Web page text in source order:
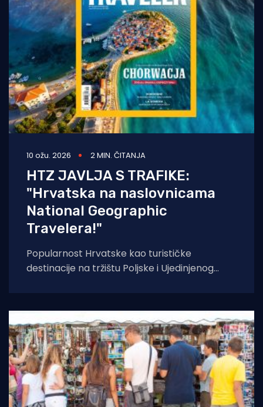
10 ožu. 2026 2 MIN. ČITANJA
HTZ JAVLJA S TRAFIKE:
"Hrvatska na naslovnicama
National Geographic
Travelera!"
Popularnost Hrvatske kao turističke
destinacije na tržištu Poljske i Ujedinjenog